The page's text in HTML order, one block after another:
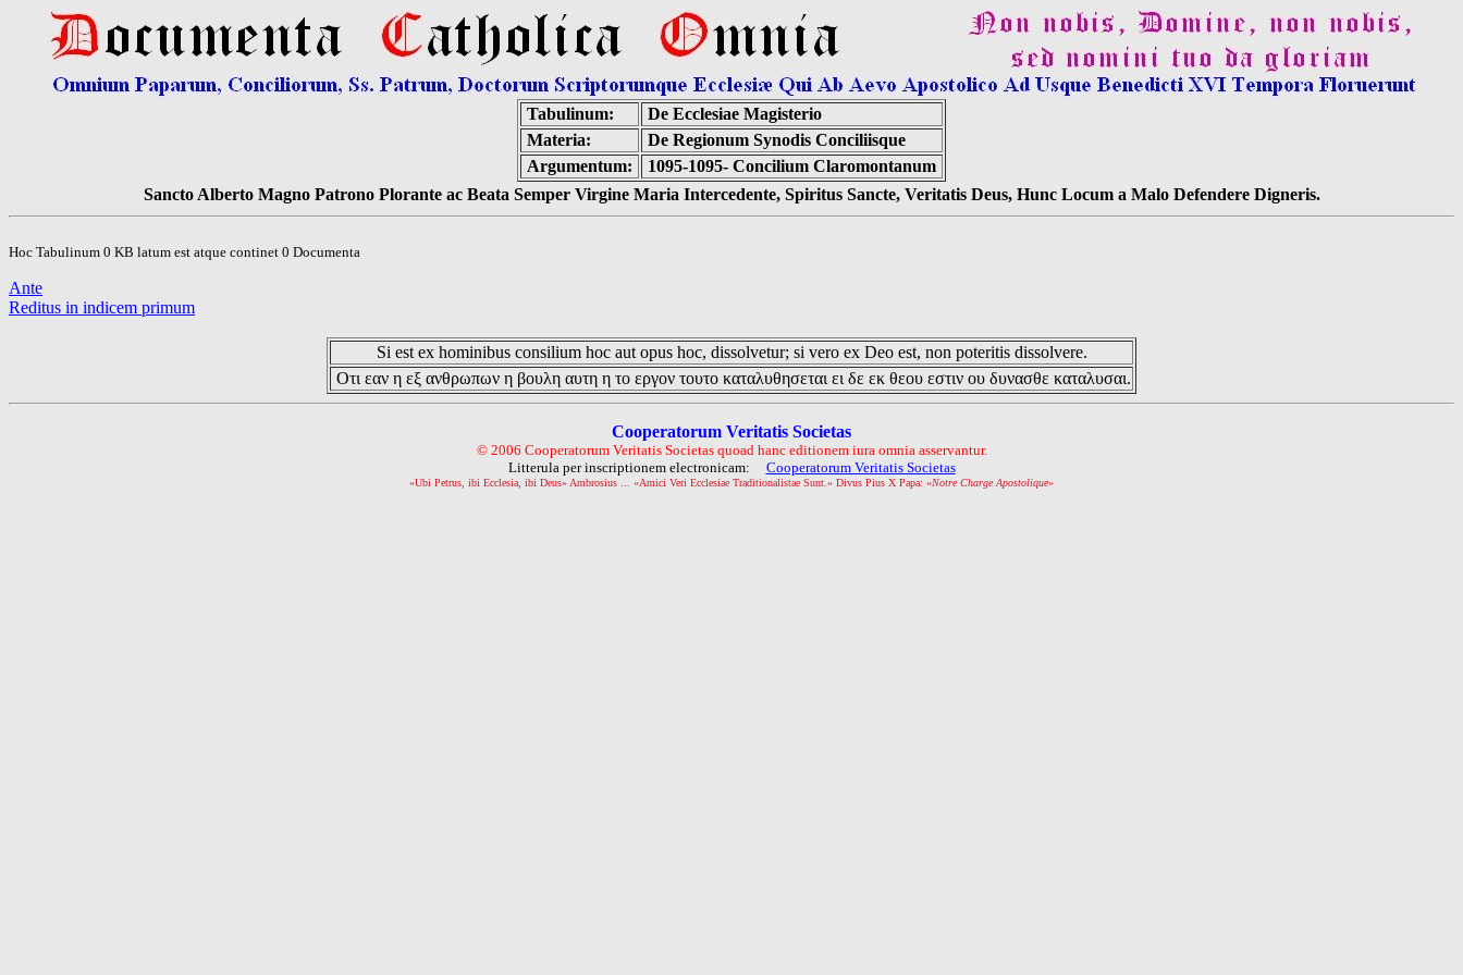
Tabulinum:
De Ecclesiae Magisterio
Materia:
De Regionum Synodis Conciliisque
Argumentum:
1095-1095- Concilium Claromontanum
Sancto Alberto Magno Patrono Plorante ac Beata Semper Virgine Maria Intercedente, Spiritus Sancte, Veritatis Deus, Hunc Locum a Malo Defendere Digneris.
Hoc Tabulinum 0 KB latum est atque continet 0 Documenta
Ante
Reditus in indicem primum
Si est ex hominibus consilium hoc aut opus hoc, dissolvetur; si vero ex Deo est, non poteritis dissolvere.
Οτι εαν η εξ ανθρωπων η βουλη αυτη η το εργον τουτο καταλυθησεται ει δε εκ θεου εστιν ου δυνασθε καταλυσαι.
Cooperatorum Veritatis Societas
© 2006 Cooperatorum Veritatis Societas quoad hanc editionem iura omnia asservantur.
Litterula per inscriptionem electronicam: Cooperatorum Veritatis Societas
«Ubi Petrus, ibi Ecclesia, ibi Deus» Ambrosius ... «Amici Veri Ecclesiae Traditionalistae Sunt.» Divus Pius X Papa: «Notre Charge Apostolique»